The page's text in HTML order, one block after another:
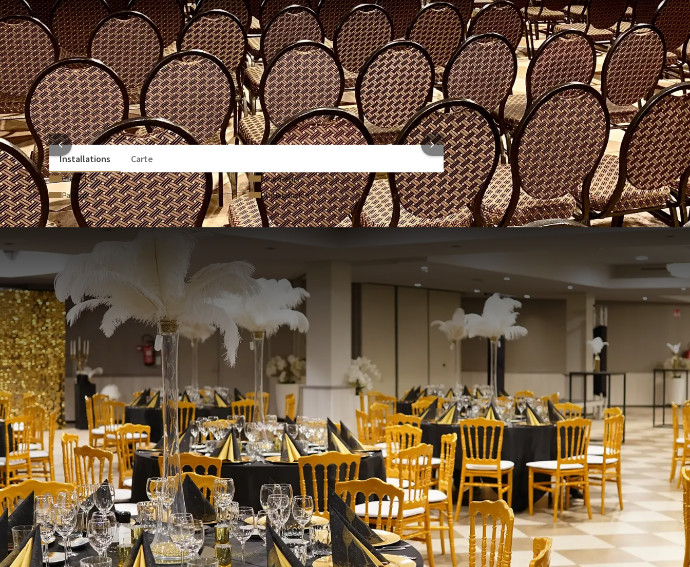
Occultation de la salle
Matériel d’écriture
Support technique
Téléphone
Table de présidence
Options d’incentive
Accessible aux fauteuils roulants
Équipements optionnels
Vidéoprojecteur (50,00 € par pièce)
Paperboard (15,00 € par pièce)
Écran de projection (15,00 € par pièce)
Micro (65,00 € par pièce)
Estrade (13,00 € par pièce)
Pupitre (35,00 € par pièce)
INFORMATIONS SUR L'HÔTEL
Installations
Carte
Green Key
Ascenseur
Parking
Climatisation